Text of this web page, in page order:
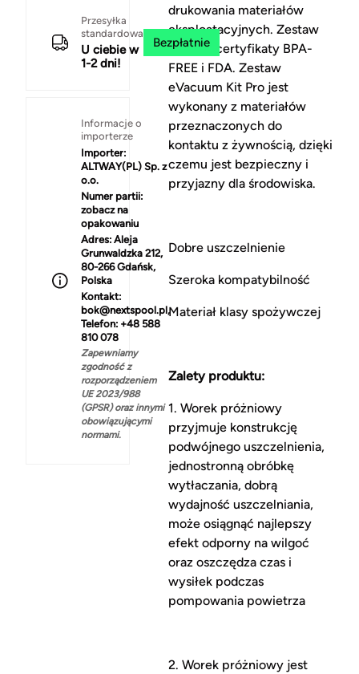
Przesyłka
standardowa
U ciebie w
1-2 dni!
Bezpłatnie
Informacje o
importerze
Importer:
ALTWAY(PL) Sp. z
o.o.
Numer partii:
zobacz na
opakowaniu
Adres: Aleja
Grunwaldzka 212,
80-266 Gdańsk,
Polska
Kontakt:
bok@nextspool.pl,
Telefon: +48 588
810 078
Zapewniamy
zgodność z
rozporządzeniem
UE 2023/988
(GPSR) oraz innymi
obowiązującymi
normami.
drukowania materiałów
eksploatacyjnych. Zestaw
posiada certyfikaty BPA-
FREE i FDA. Zestaw
eVacuum Kit Pro jest
wykonany z materiałów
przeznaczonych do
kontaktu z żywnością, dzięki
czemu jest bezpieczny i
przyjazny dla środowiska.
Dobre uszczelnienie
Szeroka kompatybilność
Materiał klasy spożywczej
Zalety produktu:
1. Worek próżniowy
przyjmuje konstrukcję
podwójnego uszczelnienia,
jednostronną obróbkę
wytłaczania, dobrą
wydajność uszczelniania,
może osiągnąć najlepszy
efekt odporny na wilgoć
oraz oszczędza czas i
wysiłek podczas
pompowania powietrza
2. Worek próżniowy jest